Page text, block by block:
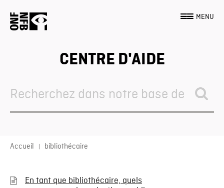
MENU
CENTRE D'AIDE
For
Accueil bibliothécaire
En tant que bibliothécaire, quels